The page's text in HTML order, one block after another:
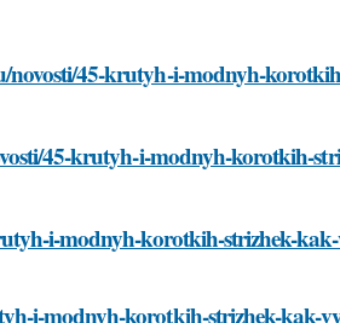
45-krutyh-i-modnyh-
45-krutyh-i-modnyh-korotkih-
i-modnyh-korotkih-strizhek-
i-modnyh-korotkih-strizhek-kak-